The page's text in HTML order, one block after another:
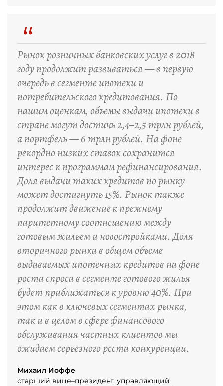
“
Рынок розничных банковских услуг в 2018
году продолжит развиваться — в первую
очередь в сегменте ипотеки и
потребительского кредитования. По
нашим оценкам, объемы выдачи ипотеки в
стране могут достичь 2,4–2,5 трлн рублей,
а портфель — 6 трлн рублей. На фоне
рекордно низких ставок сохранится
интерес к программам рефинансирования.
Доля выдачи таких кредитов по рынку
может достигнуть 15%. Рынок также
продолжит движение к прежнему
паритетному соотношению между
готовым жильем и новостройками. Доля
вторичного рынка в общем объеме
выдаваемых ипотечных кредитов на фоне
роста спроса в сегменте готового жилья
будет приближаться к уровню 40%. При
этом как в ключевых сегментах рынка,
так и в целом в сфере финансового
обслуживания частных клиентов мы
ожидаем серьезного роста конкуренции.
Михаил Иоффе
старший вице–президент, управляющий